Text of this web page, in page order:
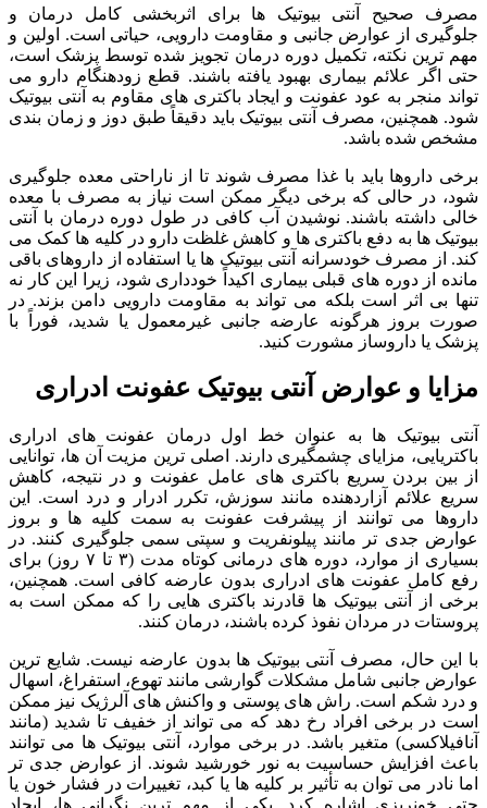
مصرف صحیح آنتی بیوتیک ها برای اثربخشی کامل درمان و
جلوگیری از عوارض جانبی و مقاومت دارویی، حیاتی است. اولین و
مهم ترین نکته، تکمیل دوره درمان تجویز شده توسط پزشک است،
حتی اگر علائم بیماری بهبود یافته باشند. قطع زودهنگام دارو می
تواند منجر به عود عفونت و ایجاد باکتری های مقاوم به آنتی بیوتیک
شود. همچنین، مصرف آنتی بیوتیک باید دقیقاً طبق دوز و زمان بندی
مشخص شده باشد.
برخی داروها باید با غذا مصرف شوند تا از ناراحتی معده جلوگیری
شود، در حالی که برخی دیگر ممکن است نیاز به مصرف با معده
خالی داشته باشند. نوشیدن آب کافی در طول دوره درمان با آنتی
بیوتیک ها به دفع باکتری ها و کاهش غلظت دارو در کلیه ها کمک می
کند. از مصرف خودسرانه آنتی بیوتیک ها یا استفاده از داروهای باقی
مانده از دوره های قبلی بیماری اکیداً خودداری شود، زیرا این کار نه
تنها بی اثر است بلکه می تواند به مقاومت دارویی دامن بزند. در
صورت بروز هرگونه عارضه جانبی غیرمعمول یا شدید، فوراً با
پزشک یا داروساز مشورت کنید.
مزایا و عوارض آنتی بیوتیک عفونت ادراری
آنتی بیوتیک ها به عنوان خط اول درمان عفونت های ادراری
باکتریایی، مزایای چشمگیری دارند. اصلی ترین مزیت آن ها، توانایی
از بین بردن سریع باکتری های عامل عفونت و در نتیجه، کاهش
سریع علائم آزاردهنده مانند سوزش، تکرر ادرار و درد است. این
داروها می توانند از پیشرفت عفونت به سمت کلیه ها و بروز
عوارض جدی تر مانند پیلونفریت و سپتی سمی جلوگیری کنند. در
بسیاری از موارد، دوره های درمانی کوتاه مدت (۳ تا ۷ روز) برای
رفع کامل عفونت های ادراری بدون عارضه کافی است. همچنین،
برخی از آنتی بیوتیک ها قادرند باکتری هایی را که ممکن است به
پروستات در مردان نفوذ کرده باشند، درمان کنند.
با این حال، مصرف آنتی بیوتیک ها بدون عارضه نیست. شایع ترین
عوارض جانبی شامل مشکلات گوارشی مانند تهوع، استفراغ، اسهال
و درد شکم است. راش های پوستی و واکنش های آلرژیک نیز ممکن
است در برخی افراد رخ دهد که می تواند از خفیف تا شدید (مانند
آنافیلاکسی) متغیر باشد. در برخی موارد، آنتی بیوتیک ها می توانند
باعث افزایش حساسیت به نور خورشید شوند. از عوارض جدی تر
اما نادر می توان به تأثیر بر کلیه ها یا کبد، تغییرات در فشار خون یا